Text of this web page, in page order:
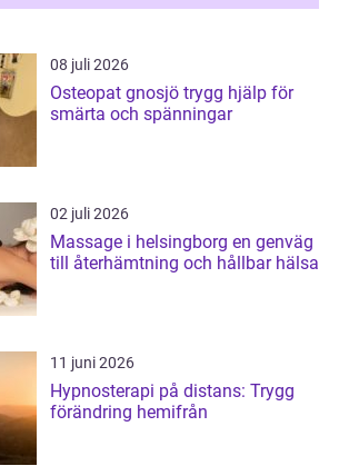
08 juli 2026
Osteopat gnosjö trygg hjälp för
smärta och spänningar
02 juli 2026
Massage i helsingborg en genväg
till återhämtning och hållbar hälsa
11 juni 2026
Hypnosterapi på distans: Trygg
förändring hemifrån